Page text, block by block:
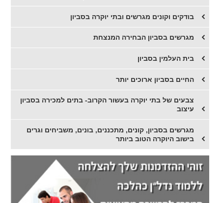
בודקים וקונים מגרשים ובתי יוקרה בסביון
מגרשים בסביון הבחירה המנצחת
בית העלמין בסביון
החיים בסביון ארוכים יותר
צבעים של בתי יוקרה בעשור הקרוב- בתים למכירה בסביון
עיצוב
מגרשים בסביון, קונים, מתכננים, בונים, משביחים וגרים
בישוב היוקרה הטוב ביותר